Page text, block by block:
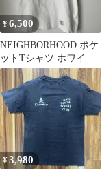
¥6,500
NEIGHBORHOOD ポケ
ットTシャツ ホワイト
L
¥3,980